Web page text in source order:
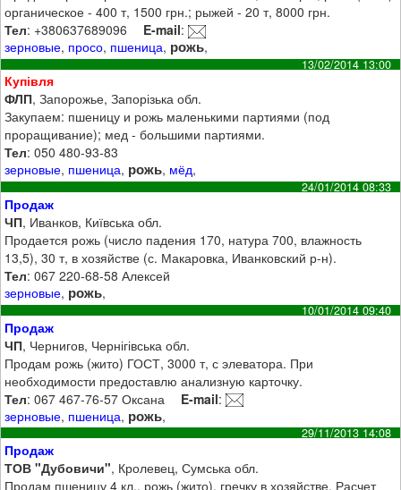
органическое - 400 т, 1500 грн.; рыжей - 20 т, 8000 грн.
Тел: +380637689096 E-mail:
зерновые, просо, пшеница, рожь,
13/02/2014 13:00
Купівля
ФЛП, Запорожье, Запорізька обл.
Закупаем: пшеницу и рожь маленькими партиями (под
проращивание); мед - большими партиями.
Тел: 050 480-93-83
зерновые, пшеница, рожь, мёд,
24/01/2014 08:33
Продаж
ЧП, Иванков, Київська обл.
Продается рожь (число падения 170, натура 700, влажность
13,5), 30 т, в хозяйстве (с. Макаровка, Иванковский р-н).
Тел: 067 220-68-58 Алексей
зерновые, рожь,
10/01/2014 09:40
Продаж
ЧП, Чернигов, Чернігівська обл.
Продам рожь (жито) ГОСТ, 3000 т, с элеватора. При
необходимости предоставлю анализную карточку.
Тел: 067 467-76-57 Оксана E-mail:
зерновые, пшеница, рожь,
29/11/2013 14:08
Продаж
ТОВ "Дубовичи", Кролевец, Сумська обл.
Продам пшеницу 4 кл., рожь (жито), гречку в хозяйстве. Расчет